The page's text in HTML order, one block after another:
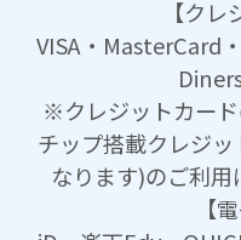
【クレ
VISA・MasterCard
※クレジットカー
チップ搭載クレジ
なります)のご利用
【